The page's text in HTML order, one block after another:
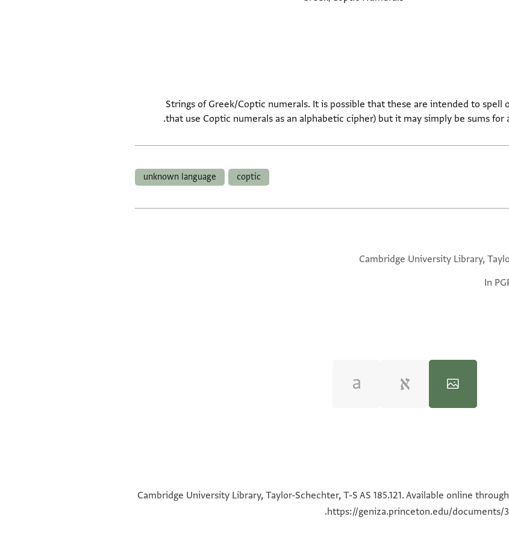
Strings of Greek/Coptic numerals. It is possible that these are intended to
that use Coptic numerals as an alphabetic cipher) but it may simply be sums
coptic
unknown language
Cambridge University Library,
In
100%
100%
Cambridge University Library, Taylor-Schechter, T-S AS 185.121. Available online
https://geniza.princeton.edu/documents/